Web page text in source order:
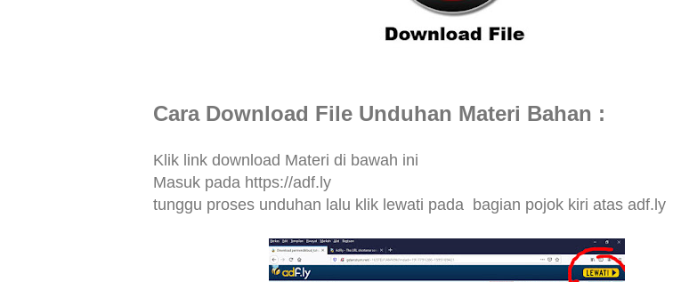
Cara Download File Unduhan Materi Bahan :
Klik link download Materi di bawah ini
Masuk pada https://adf.ly
tunggu proses unduhan lalu klik lewati pada bagian pojok kiri atas adf.ly